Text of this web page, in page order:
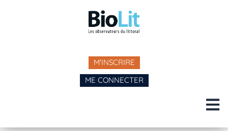
M'INSCRIRE
ME CONNECTER